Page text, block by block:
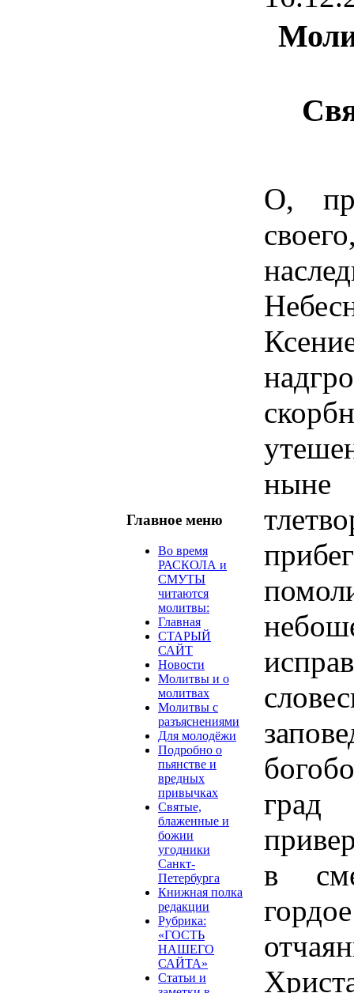
Главное меню
Во время
РАСКОЛА и
СМУТЫ
читаются
молитвы:
Главная
СТАРЫЙ
САЙТ
Новости
Молитвы и о
молитвах
Молитвы с
разъяснениями
Для молодёжи
Подробно о
пьянстве и
вредных
привычках
Святые,
блаженные и
божии
угодники
Санкт-
Петербурга
Книжная полка
редакции
Рубрика:
«ГОСТЬ
НАШЕГО
САЙТА»
Статьи и
О,
в